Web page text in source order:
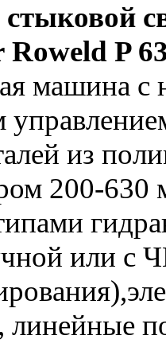
P
машина с
из
200-630
или с
линейные